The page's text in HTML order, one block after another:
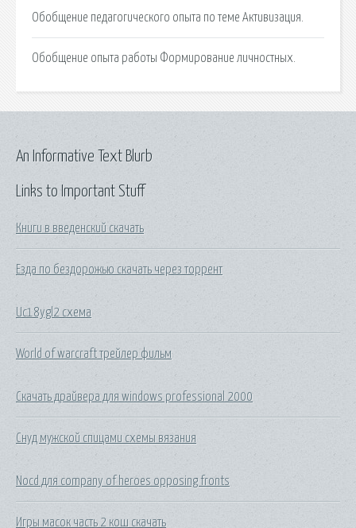
Обобщение педагогического опыта по теме Активизация.
Обобщение опыта работы Формирование личностных.
Links to Important Stuff
Книги в введенский скачать
Езда по бездорожью скачать через торрент
Uc18ygl2 схема
World of warcraft трейлер фильм
Скачать драйвера для windows professional 2000
Снуд мужской спицами схемы вязания
Nocd для company of heroes opposing fronts
Игры масок часть 2 кош скачать
An Informative Text Blurb